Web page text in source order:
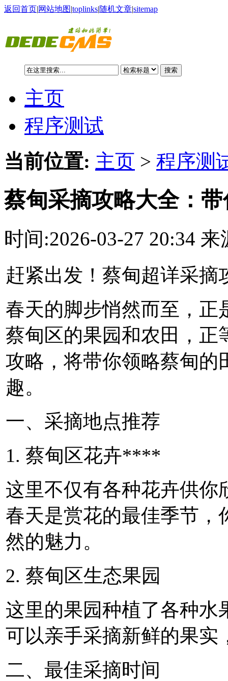
返回首页|网站地图|toplinks|随机文章|sitemap
搜索
主页
程序测试
当前位置: 主页 > 程序测
蔡甸采摘攻略大全：
时间:2026-03-27 20:34
赶紧出发！蔡甸超详采摘
春天的脚步悄然而至，正
蔡甸区的果园和农田，正
攻略，将带你领略蔡甸的
趣。
一、采摘地点推荐
1. 蔡甸区花卉****
这里不仅有各种花卉供你
春天是赏花的最佳季节，
然的魅力。
2. 蔡甸区生态果园
这里的果园种植了各种水
可以亲手采摘新鲜的果实
二、最佳采摘时间